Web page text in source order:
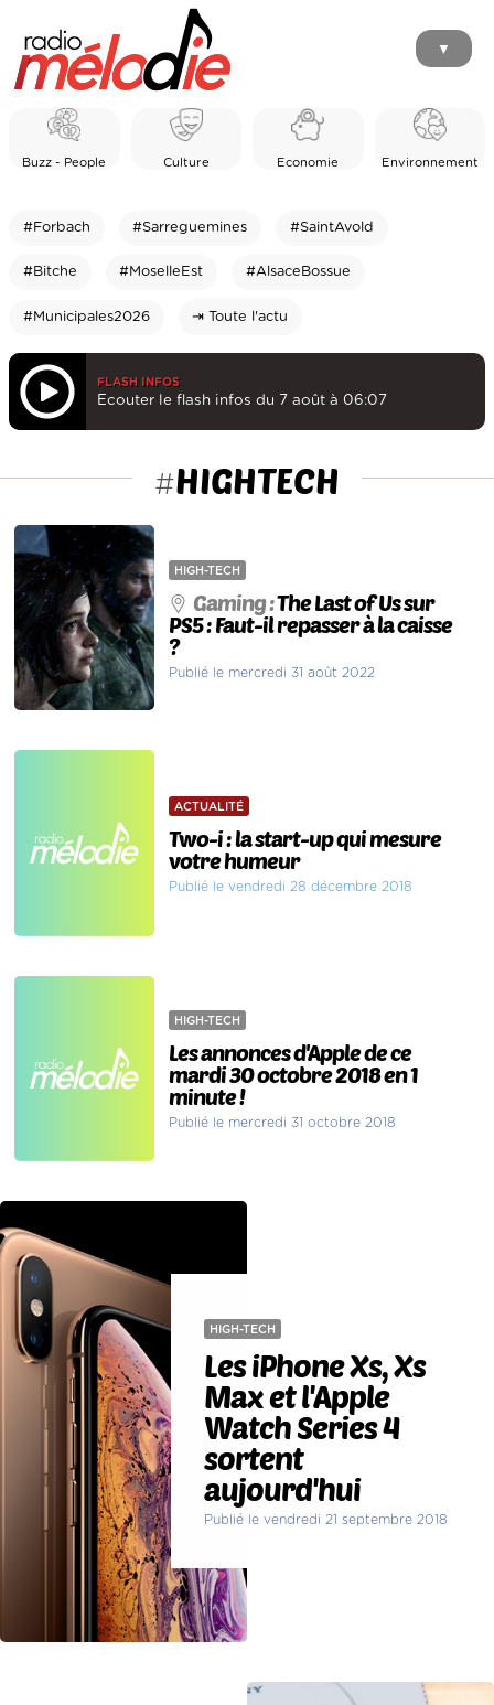
▼
Buzz - People Culture Economie Environnement
#Forbach #Sarreguemines #SaintAvold
#Bitche #MoselleEst #AlsaceBossue
#Municipales2026 ⇥ Toute l'actu
FLASH INFOS
Ecouter le flash infos du 7 août à 06:07
#HIGHTECH
HIGH-TECH
Gaming :The Last of Us sur
PS5 : Faut-il repasser à la caisse
?
Publié le mercredi 31 août 2022
ACTUALITÉ
Two-i : la start-up qui mesure
votre humeur
Publié le vendredi 28 décembre 2018
HIGH-TECH
Les annonces d'Apple de ce
mardi 30 octobre 2018 en 1
minute !
Publié le mercredi 31 octobre 2018
HIGH-TECH
Les iPhone Xs, Xs
Max et l'Apple
Watch Series 4
sortent
aujourd'hui
Publié le vendredi 21 septembre 2018